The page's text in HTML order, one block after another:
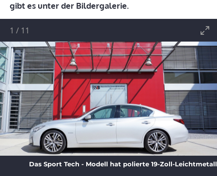
gibt es unter der Bildergalerie.
Das Sport Tech - Modell hat polierte 19-Zoll-
1 / 11